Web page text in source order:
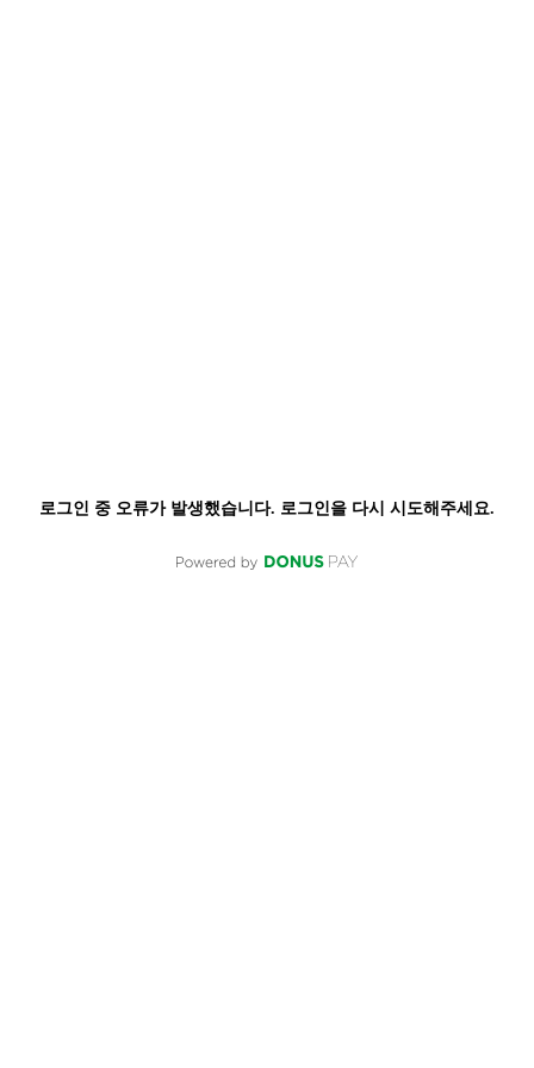
로그인 중 오류가 발생했습니다. 로그인을 다시 시도해주세요.